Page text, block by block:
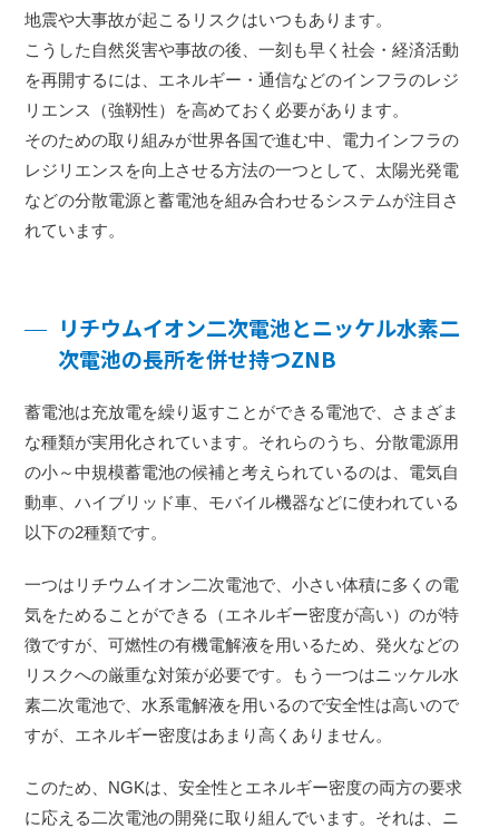
地震や大事故が起こるリスクはいつもあります。
こうした自然災害や事故の後、一刻も早く社会・経済活動
を再開するには、エネルギー・通信などのインフラのレジ
リエンス（強靱性）を高めておく必要があります。
そのための取り組みが世界各国で進む中、電力インフラの
レジリエンスを向上させる方法の一つとして、太陽光発電
などの分散電源と蓄電池を組み合わせるシステムが注目さ
れています。
リチウムイオン二次電池とニッケル水素二
次電池の長所を併せ持つZNB
蓄電池は充放電を繰り返すことができる電池で、さまざま
な種類が実用化されています。それらのうち、分散電源用
の小～中規模蓄電池の候補と考えられているのは、電気自
動車、ハイブリッド車、モバイル機器などに使われている
以下の2種類です。
一つはリチウムイオン二次電池で、小さい体積に多くの電
気をためることができる（エネルギー密度が高い）のが特
徴ですが、可燃性の有機電解液を用いるため、発火などの
リスクへの厳重な対策が必要です。もう一つはニッケル水
素二次電池で、水系電解液を用いるので安全性は高いので
すが、エネルギー密度はあまり高くありません。
このため、NGKは、安全性とエネルギー密度の両方の要求
に応える二次電池の開発に取り組んでいます。それは、ニ